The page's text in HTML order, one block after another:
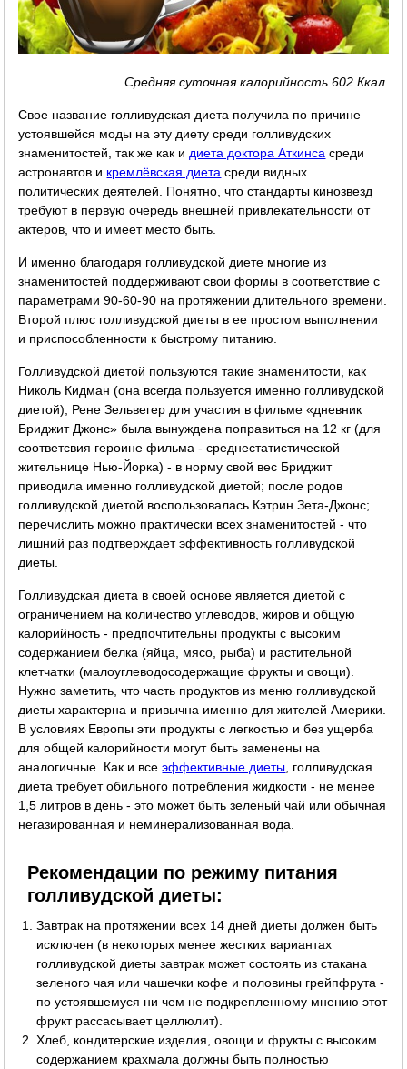
Средняя суточная калорийность 602 Ккал.
Свое название голливудская диета получила по причине
устоявшейся моды на эту диету среди голливудских
знаменитостей, так же как и диета доктора Аткинса среди
астронавтов и кремлёвская диета среди видных
политических деятелей. Понятно, что стандарты кинозвезд
требуют в первую очередь внешней привлекательности от
актеров, что и имеет место быть.
И именно благодаря голливудской диете многие из
знаменитостей поддерживают свои формы в соответствие с
параметрами 90-60-90 на протяжении длительного времени.
Второй плюс голливудской диеты в ее простом выполнении
и приспособленности к быстрому питанию.
Голливудской диетой пользуются такие знаменитости, как
Николь Кидман (она всегда пользуется именно голливудской
диетой); Рене Зельвегер для участия в фильме «дневник
Бриджит Джонс» была вынуждена поправиться на 12 кг (для
соответсвия героине фильма - среднестатистической
жительнице Нью-Йорка) - в норму свой вес Бриджит
приводила именно голливудской диетой; после родов
голливудской диетой воспользовалась Кэтрин Зета-Джонс;
перечислить можно практически всех знаменитостей - что
лишний раз подтверждает эффективность голливудской
диеты.
Голливудская диета в своей основе является диетой с
ограничением на количество углеводов, жиров и общую
калорийность - предпочтительны продукты с высоким
содержанием белка (яйца, мясо, рыба) и растительной
клетчатки (малоуглеводосодержащие фрукты и овощи).
Нужно заметить, что часть продуктов из меню голливудской
диеты характерна и привычна именно для жителей Америки.
В условиях Европы эти продукты с легкостью и без ущерба
для общей калорийности могут быть заменены на
аналогичные. Как и всеэффективные диеты , голливудская
диета требует обильного потребления жидкости - не менее
1,5 литров в день - это может быть зеленый чай или обычная
негазированная и неминерализованная вода.
Рекомендации по режиму питания
голливудской диеты:
Завтрак на протяжении всех 14 дней диеты должен быть
исключен (в некоторых менее жестких вариантах
голливудской диеты завтрак может состоять из стакана
зеленого чая или чашечки кофе и половины грейпфрута -
по устоявшемуся ни чем не подкрепленному мнению этот
фрукт рассасывает целлюлит).
Хлеб, кондитерские изделия, овощи и фрукты с высоким
содержанием крахмала должны быть полностью